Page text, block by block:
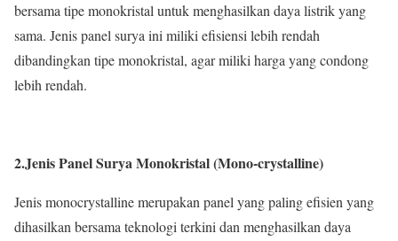
bersama tipe monokristal untuk menghasilkan daya listrik yang
sama. Jenis panel surya ini miliki efisiensi lebih rendah
dibandingkan tipe monokristal, agar miliki harga yang condong
lebih rendah.
2.Jenis Panel Surya Monokristal (Mono-crystalline)
Jenis monocrystalline merupakan panel yang paling efisien yang
dihasilkan bersama teknologi terkini dan menghasilkan daya